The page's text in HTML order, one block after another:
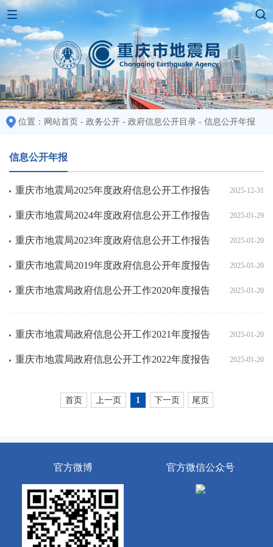
位置： 网站首页 - 政务公开 - 政府信息公开目录 - 信息公开年报
信息公开年报
重庆市地震局2025年度政府信息公开工作报告 2025-12-31
重庆市地震局2024年度政府信息公开工作报告 2025-01-29
重庆市地震局2023年度政府信息公开工作报告 2025-01-20
重庆市地震局2019年度政府信息公开年度报告 2025-01-20
重庆市地震局政府信息公开工作2020年度报告 2025-01-20
重庆市地震局政府信息公开工作2021年度报告 2025-01-20
重庆市地震局政府信息公开工作2022年度报告 2025-01-20
首页 上一页 1 下一页 尾页
官方微博 官方微信公众号